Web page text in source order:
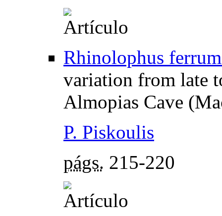
Rhinolophus
variation from late
Almopias Cave
P. Piskoulis
págs. 215-220